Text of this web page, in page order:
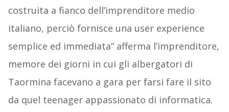
costruita a fianco dell’imprenditore medio
italiano, perciò fornisce una user experience
semplice ed immediata” afferma l’imprenditore,
memore dei giorni in cui gli albergatori di
Taormina facevano a gara per farsi fare il sito
da quel teenager appassionato di informatica.